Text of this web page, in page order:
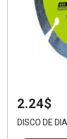
2.24$
DISCO DE